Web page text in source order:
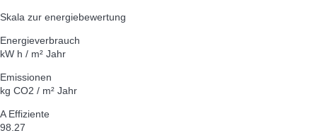
Skala zur energiebewertung
Energieverbrauch
kW h / m² Jahr
Emissionen
kg CO2 / m² Jahr
A Effiziente
98.27